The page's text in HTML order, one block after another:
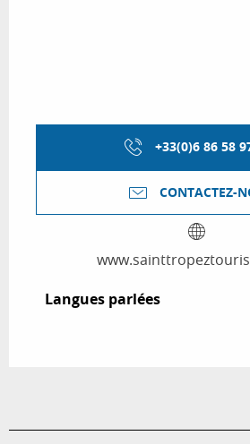
+33(0)6 86 58
CONTACTEZ-
Langues parlées
Langues parlées